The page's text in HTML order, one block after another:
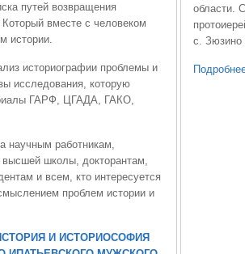
путей возвращения
Который вместе с человеком
истории.
историографии проблемы и
исследования, которую
ГАРФ, ЦГАДА, ГАКО,
научным работникам,
высшей школы, докторантам,
и всем, кто интересуется
проблем истории и
ИСТОРИЯ И ИСТОРИОСОФИЯ
области.
с. Зюзино